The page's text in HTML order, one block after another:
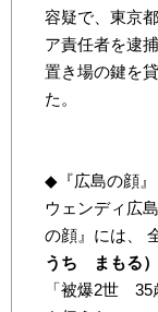
容疑で、東京
ア責任者を逮
置き場の鍵を
た。
◆『広島の顔』
ウェンディ広
の顔』には、
うち まもる）
「被爆2世